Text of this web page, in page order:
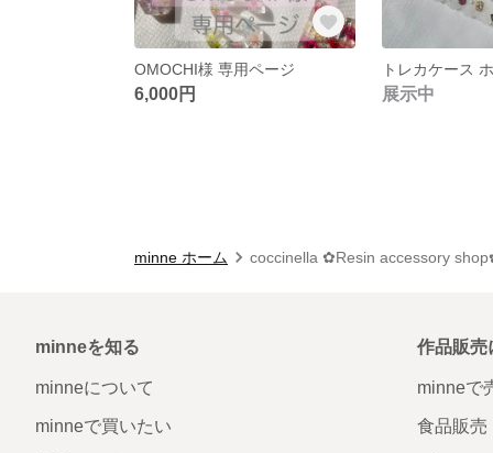
OMOCHI様 専用ページ
6,000円 展示中
minne ホーム coccinella ✿Resin accessory
minneを知る
minneについて
minneで買いたい
作品販売
minneで
食品販売